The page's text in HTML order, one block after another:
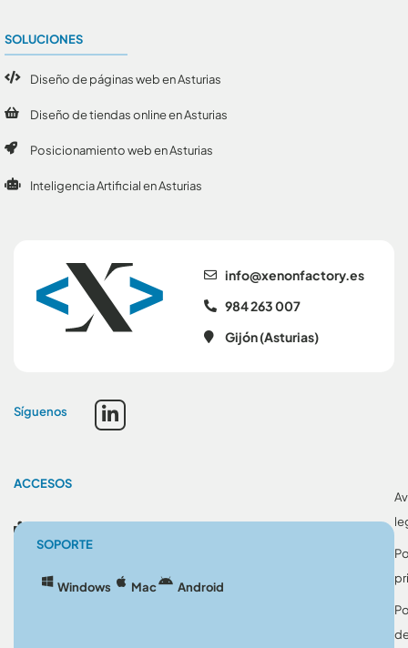
se.yrotcafnonex@ofni
984 263 007
Gijón (Asturias)
Síguenos
SOLUCIONES
Diseño de páginas web en Asturias
Diseño de tiendas online en Asturias
Posicionamiento web en Asturias
Inteligencia Artificial en Asturias
ACCESOS
SOPORTE
Windows Mac Android